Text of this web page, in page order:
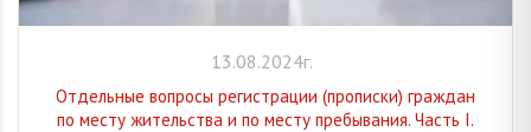
13.08.2024г.
Отдельные вопросы регистрации (прописки) граждан
по месту жительства и по месту пребывания. Часть I.